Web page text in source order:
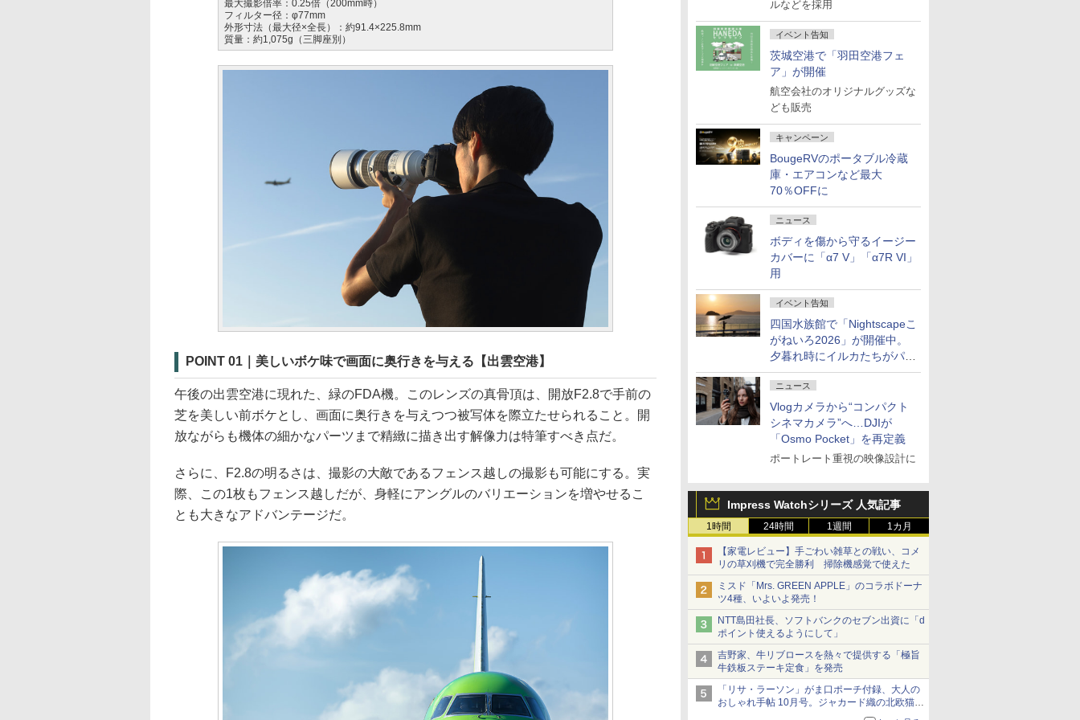
ルなどを採用
イベント告知
茨城空港で「羽田空港フェ
ア」が開催
航空会社のオリジナルグッズな
ども販売
キャンペーン
BougeRVのポータブル冷蔵
庫・エアコンなど最大
70％OFFに
ニュース
ボディを傷から守るイージー
カバーに「α7 V」「α7R VI」
用
イベント告知
四国水族館で「Nightscapeこ
がねいろ2026」が開催中。
夕暮れ時にイルカたちがパフ
ォーマンスを繰り広げる
ニュース
Vlogカメラから“コンパクト
シネマカメラ”へ…DJIが
「Osmo Pocket」を再定義
ポートレート重視の映像設計に
Impress Watchシリーズ 人気記事
1時間 24時間 1週間 1カ月
【家電レビュー】手ごわい雑草との戦い、コメ
リの草刈機で完全勝利 掃除機感覚で使えた
ミスド「Mrs. GREEN APPLE」のコラボドーナ
ツ4種、いよいよ発売！
NTT島田社長、ソフトバンクのセブン出資に「d
ポイント使えるようにして」
吉野家、牛リブロースを熱々で提供する「極旨
牛鉄板ステーキ定食」を発売
「リサ・ラーソン」がま口ポーチ付録、大人の
おしゃれ手帖 10月号。ジャカード織の北欧猫デ
最大撮影倍率：0.25倍（200mm時）
フィルター径：φ77mm
外形寸法（最大径×全長）：約91.4×225.8mm
質量：約1,075g（三脚座別）
POINT 01｜美しいボケ味で画面に奥行きを与える【出雲空港】
午後の出雲空港に現れた、緑のFDA機。このレンズの真骨頂は、開放F2.8で手前の
芝を美しい前ボケとし、画面に奥行きを与えつつ被写体を際立たせられること。開
放ながらも機体の細かなパーツまで精緻に描き出す解像力は特筆すべき点だ。
さらに、F2.8の明るさは、撮影の大敵であるフェンス越しの撮影も可能にする。実
際、この1枚もフェンス越しだが、身軽にアングルのバリエーションを増やせるこ
とも大きなアドバンテージだ。